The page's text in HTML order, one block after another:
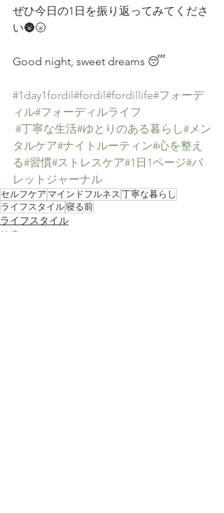
ぜひ今日の1日を振り返ってみてくださ
い🌚🌝
Good night, sweet dreams 😴
#1day1fordil#fordil#fordillife#フォーデ
ィル#フォーディルライフ
#丁寧な生活#ゆとりのある暮らし#メン
タルケア#ナイトルーティン#心を整え
る#習慣#ストレスケア#1日1ページ#バ
レットジャーナル
セルフケア マインドフルネス 丁寧な暮らし
ライフスタイル寝る前
ライフスタイル
健康